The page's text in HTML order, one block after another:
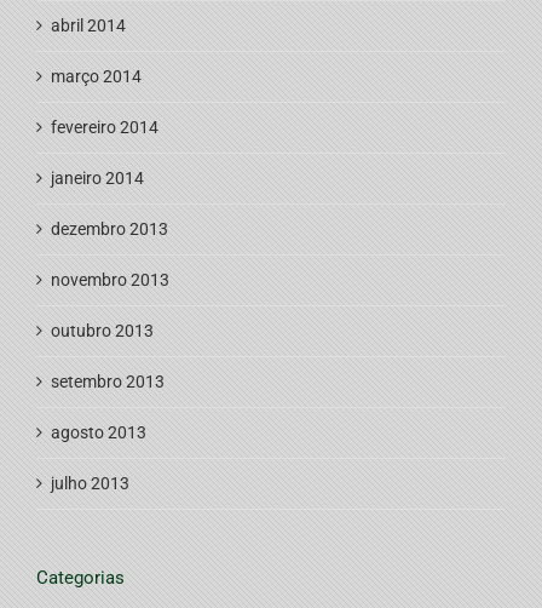
abril 2014
março 2014
fevereiro 2014
janeiro 2014
dezembro 2013
novembro 2013
outubro 2013
setembro 2013
agosto 2013
julho 2013
Categorias